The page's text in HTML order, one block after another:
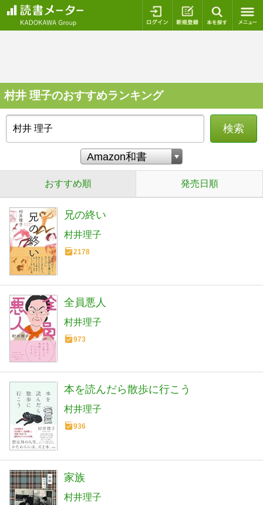
ログイン 新規登録
村井 理子のおすすめランキング
検索
おすすめ順 発売日順
兄の終い
村井理子
2178
全員悪人
村井理子
973
本を読んだら散歩に行こう
村井理子
936
家族
村井理子